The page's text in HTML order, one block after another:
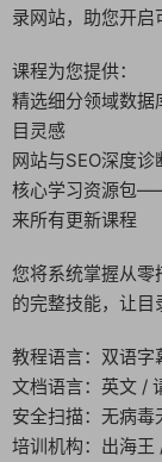
录网站，助您开启
课程为您提供：
精选细分领域数
目灵感
网站与SEO深度
核心学习资源包
来所有更新课程
您将系统掌握从零
的完整技能，让目
教程语言：双语字
文档语言：英文 /
安全扫描：无病
培训机构：出海王